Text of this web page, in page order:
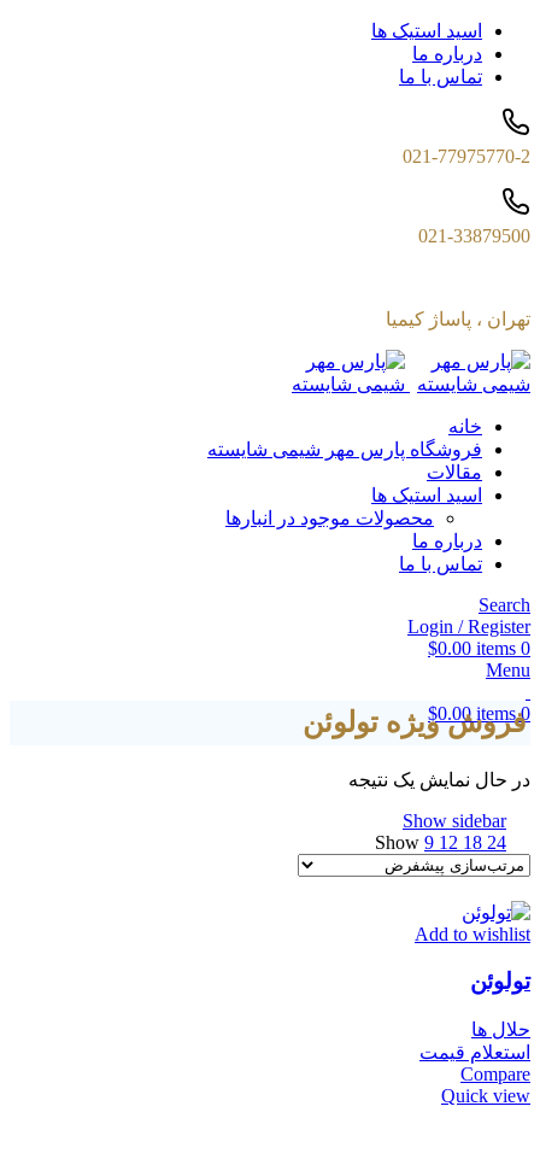
اسید استیک ها
درباره ما
تماس با ما
021-77975770-2
021-33879500
تهران ، پاساژ کیمیا
خانه
فروشگاه پارس مهر شیمی شایسته
مقالات
اسید استیک ها
محصولات موجود در انبارها
درباره ما
تماس با ما
Search
Login / Register
0
items
$0.00
Menu
0
items
$0.00
فروش ویژه تولوئن
در حال نمایش یک نتیجه
Show sidebar
Show 9 12 18 24
Add to wishlist
تولوئن
حلال ها
استعلام قیمت
Compare
Quick view